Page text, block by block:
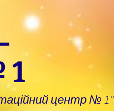
1
центр № 1"